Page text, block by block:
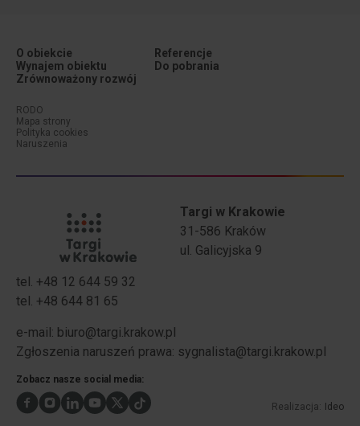
Menu dodatkowe (stopka #1)
O obiekcie
Referencje
Wynajem obiektu
Do pobrania
Zrównoważony rozwój
Menu dodatkowe (stopka #2)
RODO
Mapa strony
Polityka cookies
Naruszenia
Targi w Krakowie
31-586 Kraków
ul. Galicyjska 9
tel. +48 12 644 59 32
tel. +48 644 81 65
e-mail: biuro@targi.krakow.pl
Zgłoszenia naruszeń prawa: sygnalista@targi.krakow.pl
Zobacz nasze social media:
Realizacja: Ideo